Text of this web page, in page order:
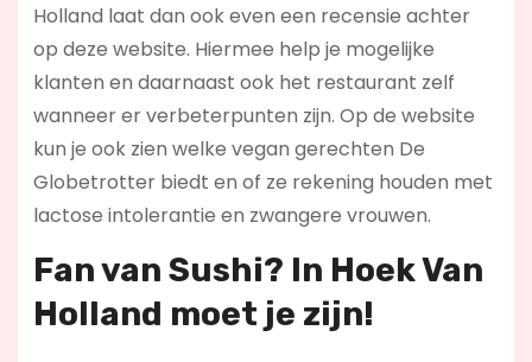
Holland laat dan ook even een recensie achter
op deze website. Hiermee help je mogelijke
klanten en daarnaast ook het restaurant zelf
wanneer er verbeterpunten zijn. Op de website
kun je ook zien welke vegan gerechten De
Globetrotter biedt en of ze rekening houden met
lactose intolerantie en zwangere vrouwen.
Fan van Sushi? In Hoek Van
Holland moet je zijn!